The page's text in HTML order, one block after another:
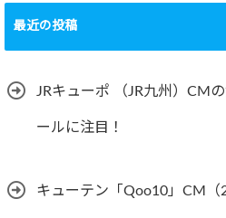
最近の投稿
JRキューポ （JR九州）CM
ールに注目！
キューテン「Qoo10」CM